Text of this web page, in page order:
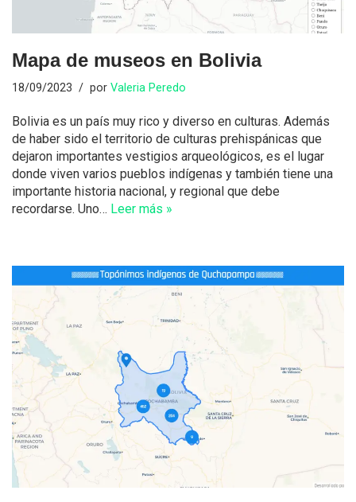
Mapa de museos en Bolivia
18/09/2023 por Valeria Peredo
Bolivia es un país muy rico y diverso en culturas. Además
de haber sido el territorio de culturas prehispánicas que
dejaron importantes vestigios arqueológicos, es el lugar
donde viven varios pueblos indígenas y también tiene una
importante historia nacional, y regional que debe
recordarse. Uno… Leer más »